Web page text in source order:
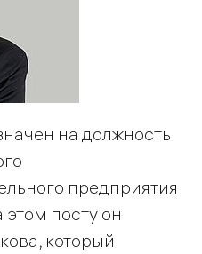
на должность
предприятия
посту он
который